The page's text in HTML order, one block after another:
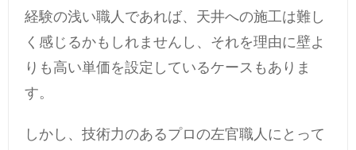
経験の浅い職人であれば、天井への施工は難し
く感じるかもしれませんし、それを理由に壁よ
りも高い単価を設定しているケースもありま
す。
しかし、技術力のあるプロの左官職人にとって